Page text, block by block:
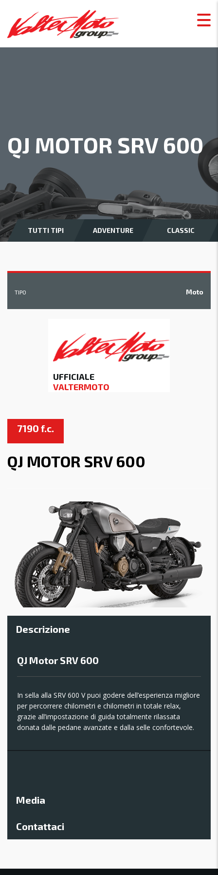
QJ MOTOR SRV 600
TUTTI TIPI ADVENTURE CLASSIC
TIPO Moto
UFFICIALE
VALTERMOTO
7190 f.c.
QJ MOTOR SRV 600
Descrizione
QJ Motor SRV 600
In sella alla SRV 600 V puoi godere dell’esperienza migliore
per percorrere chilometri e chilometri in totale relax,
grazie all’impostazione di guida totalmente rilassata
donata dalle pedane avanzate e dalla selle confortevole.
Media
Contattaci